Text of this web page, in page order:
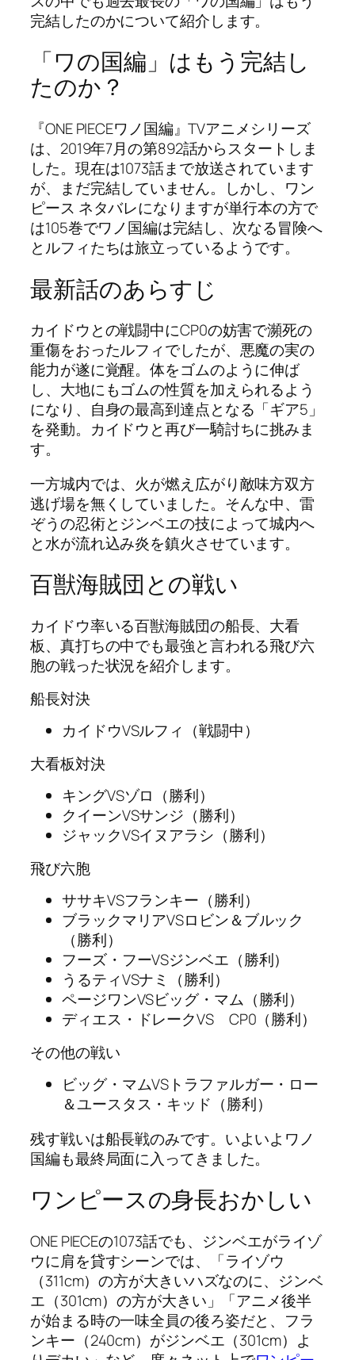
完結したのかについて紹介します。
「ワの国編」はもう完結し
たのか？
『ONE PIECEワノ国編』TVアニメシリーズ
は、2019年7月の第892話からスタートしま
した。現在は1073話まで放送されています
が、まだ完結していません。しかし、ワン
ピース ネタバレになりますが単行本の方で
は105巻でワノ国編は完結し、次なる冒険へ
とルフィたちは旅立っているようです。
最新話のあらすじ
カイドウとの戦闘中にCP0の妨害で瀕死の
重傷をおったルフィでしたが、悪魔の実の
能力が遂に覚醒。体をゴムのように伸ば
し、大地にもゴムの性質を加えられるよう
になり、自身の最高到達点となる「ギア5」
を発動。カイドウと再び一騎討ちに挑みま
す。
一方城内では、火が燃え広がり敵味方双方
逃げ場を無くしていました。そんな中、雷
ぞうの忍術とジンベエの技によって城内へ
と水が流れ込み炎を鎮火させています。
百獣海賊団との戦い
カイドウ率いる百獣海賊団の船長、大看
板、真打ちの中でも最強と言われる飛び六
胞の戦った状況を紹介します。
船長対決
カイドウVSルフィ（戦闘中）
大看板対決
キングVSゾロ（勝利）
クイーンVSサンジ（勝利）
ジャックVSイヌアラシ（勝利）
飛び六胞
ササキVSフランキー（勝利）
ブラックマリアVSロビン＆ブルック
（勝利）
フーズ・フーVSジンベエ（勝利）
うるティVSナミ（勝利）
ページワンVSビッグ・マム（勝利）
ディエス・ドレークVS CP0（勝利）
その他の戦い
ビッグ・マムVSトラファルガー・ロー
＆ユースタス・キッド（勝利）
残す戦いは船長戦のみです。いよいよワノ
国編も最終局面に入ってきました。
ワンピースの身長おかしい
ONE PIECEの1073話でも、ジンベエがライゾ
ウに肩を貸すシーンでは、「ライゾウ
（311cm）の方が大きいハズなのに、ジンベ
エ（301cm）の方が大きい」「アニメ後半
が始まる時の一味全員の後ろ姿だと、フラ
ンキー（240cm）がジンベエ（301cm）よ